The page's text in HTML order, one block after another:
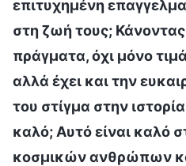
επιτυχημένη
στη ζωή τους;
πράγματα, όχι μόνο
αλλά έχει και την
του στίγμα στην
καλό; Αυτό είναι καλό
κοσμικών ανθρώπων